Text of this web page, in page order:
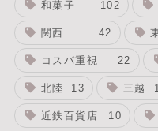
和菓子 102
関西 42
コスパ重視 22
北陸 13 三越
近鉄百貨店 10